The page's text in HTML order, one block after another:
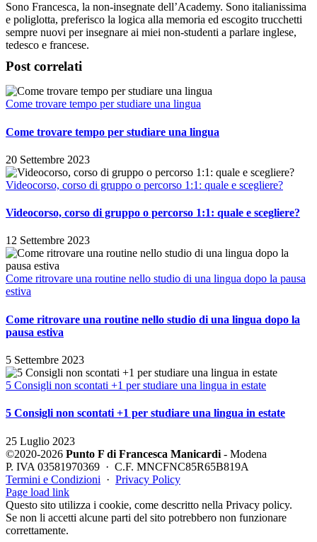
Sono Francesca, la non-insegnate dell’Academy. Sono italianissima
e poliglotta, preferisco la logica alla memoria ed escogito trucchetti
sempre nuovi per insegnare ai miei non-studenti a parlare inglese,
tedesco e francese.
Post correlati
Come trovare tempo per studiare una lingua
Come trovare tempo per studiare una lingua
20 Settembre 2023
Videocorso, corso di gruppo o percorso 1:1: quale e scegliere?
Videocorso, corso di gruppo o percorso 1:1: quale e scegliere?
12 Settembre 2023
Come ritrovare una routine nello studio di una lingua dopo la pausa
estiva
Come ritrovare una routine nello studio di una lingua dopo la
pausa estiva
5 Settembre 2023
5 Consigli non scontati +1 per studiare una lingua in estate
5 Consigli non scontati +1 per studiare una lingua in estate
25 Luglio 2023
©2020-2026 Punto F di Francesca Manicardi - Modena
P. IVA 03581970369 · C.F. MNCFNC85R65B819A
Termini e Condizioni · Privacy Policy
Instagram
Contatti
Page load link
Questo sito utilizza i cookie, come descritto nella Privacy policy.
Se non li accetti alcune parti del sito potrebbero non funzionare
correttamente.